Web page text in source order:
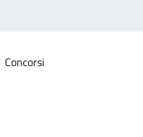
Concorsi